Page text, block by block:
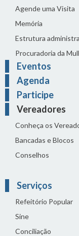
Agende uma Visita
Memória
Estrutura
Procuradoria da
Eventos
Agenda
Participe
Vereadores
Conheça os
Bancadas e Blocos
Conselhos
Serviços
Refeitório Popular
Sine
Conciliação